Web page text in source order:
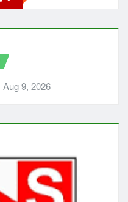
Aug 9, 2026